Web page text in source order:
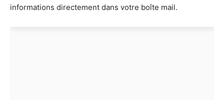
informations directement dans votre boîte mail.